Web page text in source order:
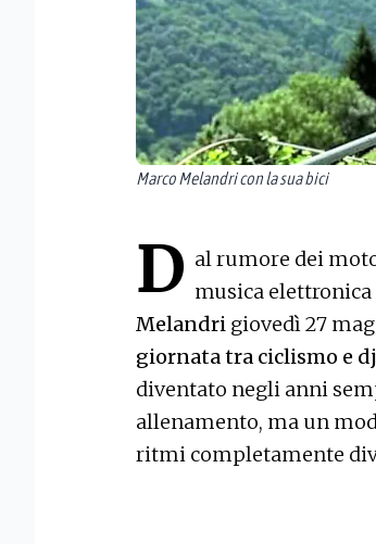
Marco Melandri con la sua bici
D al rumore dei
musica
Melandri giovedì 27
giornata tra ciclismo e
diventato negli anni
allenamento, ma un
ritmi completamente